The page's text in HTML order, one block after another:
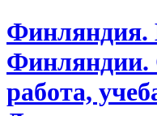
Финляндия.
Финляндии.
работа,